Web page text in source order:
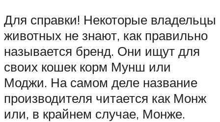
Для справки! Некоторые владельцы
животных не знают, как правильно
называется бренд. Они ищут для
своих кошек корм Мунш или
Моджи. На самом деле название
производителя читается как Монж
или, в крайнем случае, Монже.